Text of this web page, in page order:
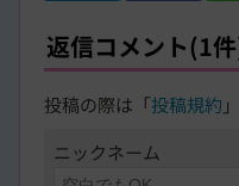
返信コメント(1
投稿の際は「投稿規約
ニックネーム